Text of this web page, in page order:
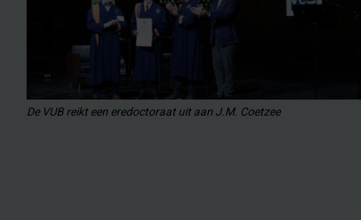
De VUB reikt een eredoctoraat uit aan J.M. Coetzee